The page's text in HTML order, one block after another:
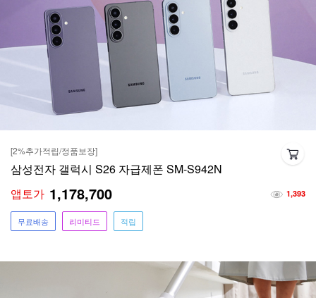
[2%추가적립/정품보장]
삼성전자 갤럭시 S26 자급제폰 SM-S942N
1,393
앱토가 1,178,700
무료배송 리미티드 적립